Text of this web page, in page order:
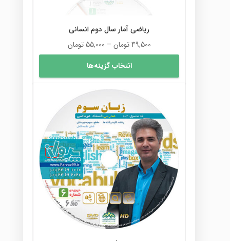
ریاضی آمار سال دوم انسانی
49,500 تومان –
55,000 تومانمحدوده
قیمت:
تا
انتخاب گزینه‌ها
این
ممکن